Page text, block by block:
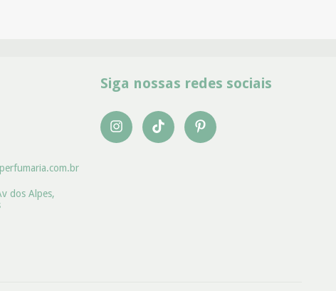
dos Alpes,
Siga nossas redes sociais